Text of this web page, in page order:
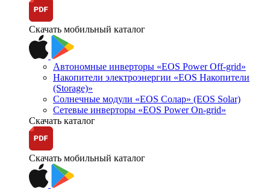
Скачать мобильный каталог
Автономные инверторы «EOS Power Off-grid»
Накопители электроэнергии «EOS Накопители
(Storage)»
Солнечные модули «EOS Солар» (EOS Solar)
Сетевые инверторы «EOS Power On-grid»
Скачать каталог
Скачать мобильный каталог